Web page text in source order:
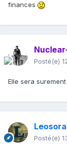
finances
Posté(e)
Elle sera
Posté(e)